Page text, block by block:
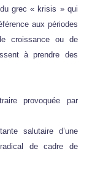
grec « krisis » qui
aux périodes
croissance ou de
à prendre des
provoquée par
salutaire d’une
de cadre de